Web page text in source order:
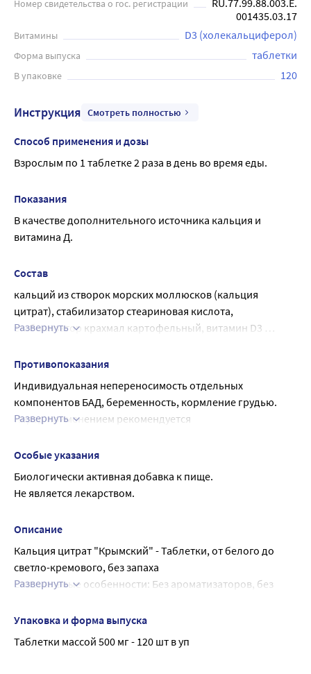
Номер свидетельства о гос. регистрации
RU.77.99.88.003.E.
001435.03.17
Витамины D3 (холекальциферол)
Форма выпуска таблетки
В упаковке 120
Инструкция Смотреть полностью
Способ применения и дозы
Взрослым по 1 таблетке 2 раза в день во время еды.
Показания
В качестве дополнительного источника кальция и
витамина Д.
Состав
кальций из створок морских моллюсков (кальция
цитрат), стабилизатор стеариновая кислота,
стабилизатор крахмал картофельный, витамин D3
Развернуть
Противопоказания
Индивидуальная непереносимость отдельных
компонентов БАД, беременность, кормление грудью.
Перед применением рекомендуется
Развернуть
Особые указания
Биологически активная добавка к пище.
Не является лекарством.
Описание
Кальция цитрат "Крымский" - Таблетки, от белого до
светло-кремового, без запаха
Специальные особенности: Без ароматизаторов, без
Особенностью этого продукта является то, что он
содержит кальций в цитратной форме.
Развернуть
Упаковка и форма выпуска
Таблетки массой 500 мг - 120 шт в уп